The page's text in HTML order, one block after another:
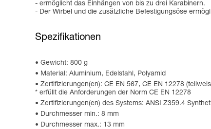
- ermöglicht das Einhängen von bis zu drei Karabinern.
- Der Wirbel und die zusätzliche Befestigungsöse
Spezifikationen
Gewicht: 800 g
Material: Aluminium, Edelstahl, Polyamid
Zertifizierungen(en): CE EN 567, CE EN 12278
* erfüllt die Anforderungen der Norm CE EN 12278
Zertifizierungen(en) des Systems: ANSI Z359.4
Durchmesser min.: 8 mm
Durchmesser max.: 13 mm